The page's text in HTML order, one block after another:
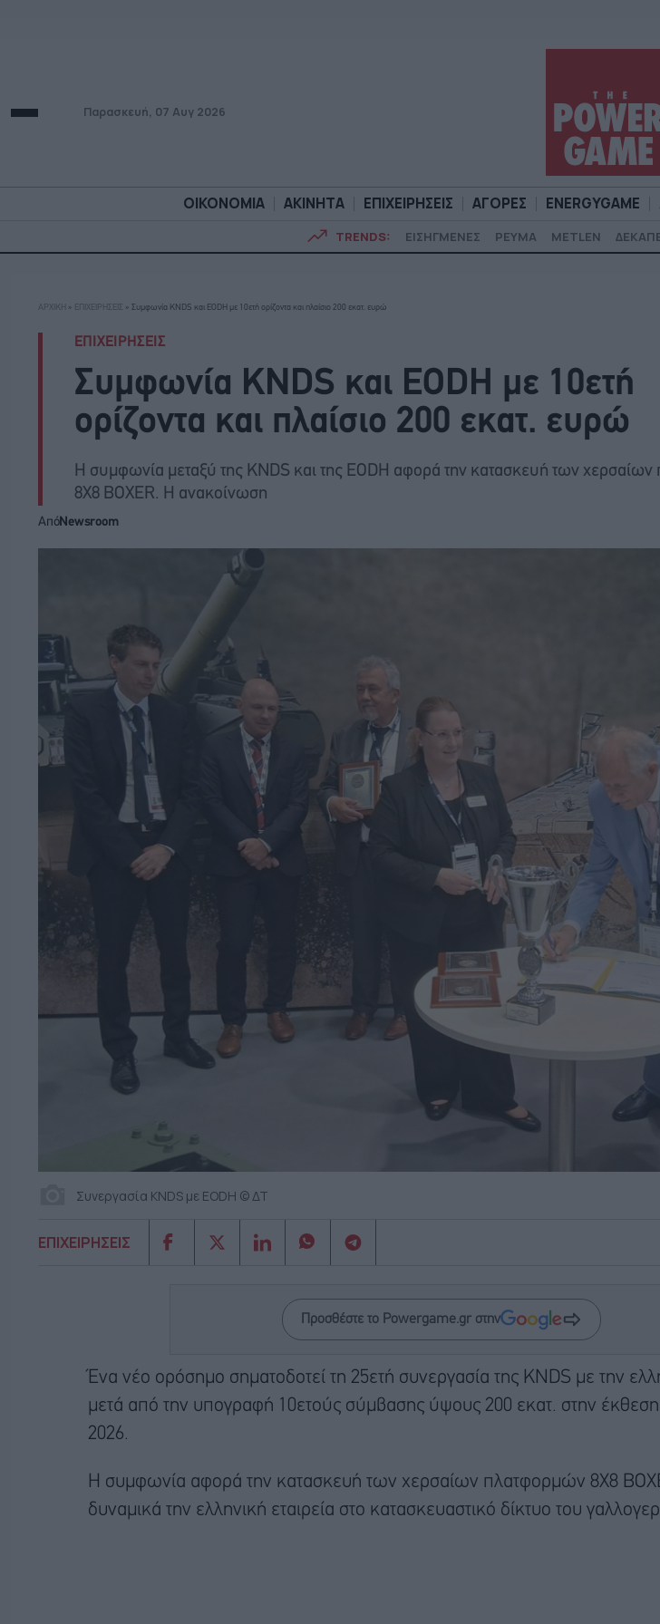
Παρασκευή, 07 Αυγ 2026
ΟΙΚΟΝΟΜΙΑ ΑΚΙΝΗΤΑ ΕΠΙΧΕΙΡΗΣΕΙΣ ΑΓΟΡΕΣ ENERGYGAME
TRENDS: ΕΙΣΗΓΜΕΝΕΣ ΡΕΥΜΑ METLEN
ΟΙΚΟΝΟΜΙΑ ΑΚΙΝΗΤΑ
ΑΡΧΙΚΗ » ΕΠΙΧΕΙΡΗΣΕΙΣ » Συμφωνία KNDS και EODH με 10ετή ορίζοντα και πλαίσιο 200 εκατ. ευρώ
ΕΠΙΧΕΙΡΗΣΕΙΣ
Συμφωνία KNDS και EODH με 10ετή
ορίζοντα και πλαίσιο 200 εκατ. ευρώ
Η συμφωνία μεταξύ της KNDS και της EODH αφορά την κατασκευή των
8X8 BOXER. Η ανακοίνωση
ΑπόNewsroom
Συνεργασία KNDS με EODH © ΔΤ
ΕΠΙΧΕΙΡΗΣΕΙΣ
Προσθέστε το Powergame.gr στην
Ένα νέο ορόσημο σηματοδοτεί τη 25ετή συνεργασία της KNDS με την
μετά από την υπογραφή 10ετούς σύμβασης ύψους 200 εκατ. στην
2026.
Η συμφωνία αφορά την κατασκευή των χερσαίων πλατφορμών 8X8
δυναμικά την ελληνική εταιρεία στο κατασκευαστικό δίκτυο του